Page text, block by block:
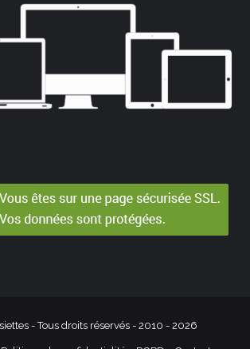
- Tous droits réservés - 2010 - 2026